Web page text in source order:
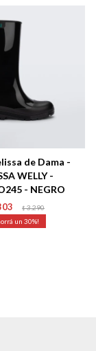
de Dama -
WELLY -
- NEGRO
$ 3.290
30